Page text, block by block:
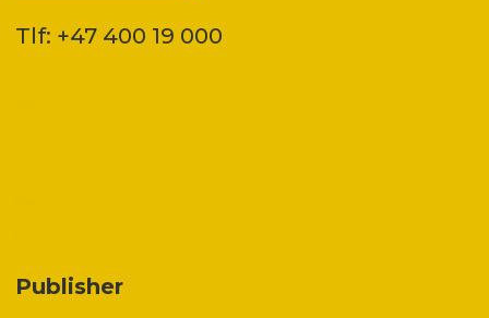
Tlf: +47 400 19 000
Publisher